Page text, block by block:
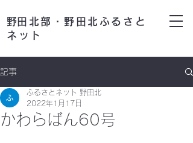
​野田北部・野田北ふるさと
ネット
記事
かわらばん60号
ふるさとネット 野田北
2022年1月17日